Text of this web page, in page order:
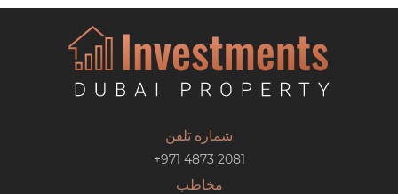
شماره تلفن
+971 4873 2081
مخاطب